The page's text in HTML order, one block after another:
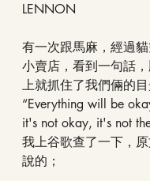
LENNON
有一次跟馬麻，經過
小賣店，看到一句話
上就抓住了我們倆的目
“Everything will be
it's not okay, it's not
我上谷歌查了一下，
說的；